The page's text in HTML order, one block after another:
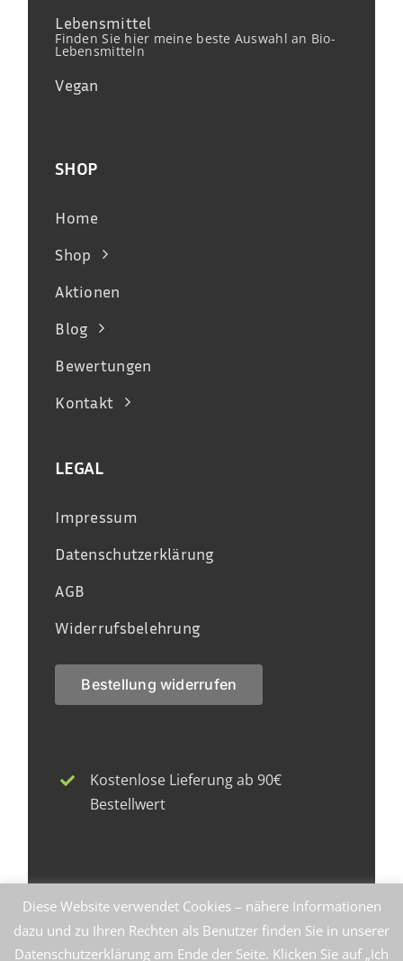
Lebensmittel
Finden Sie hier meine beste Auswahl an Bio-
Lebensmitteln
Vegan
SHOP
Home
Shop
Aktionen
Blog
Bewertungen
Kontakt
LEGAL
Impressum
Datenschutzerklärung
AGB
Widerrufsbelehrung
Bestellung widerrufen
Kostenlose Lieferung ab 90€
Bestellwert
Faire Herstellung zu fairen Preisen
Diese Website verwendet Cookies – nähere Informationen
dazu und zu Ihren Rechten als Benutzer finden Sie in unserer
Datenschutzerklärung am Ende der Seite. Klicken Sie auf „Ich